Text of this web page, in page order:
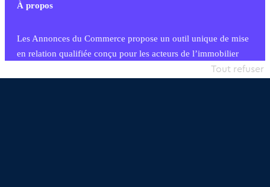
À propos
Les Annonces du Commerce propose un outil unique de mise
en relation qualifiée conçu pour les acteurs de l’immobilier
commercial et les collectivités territoriales, simple et intégrant
Tout refuser